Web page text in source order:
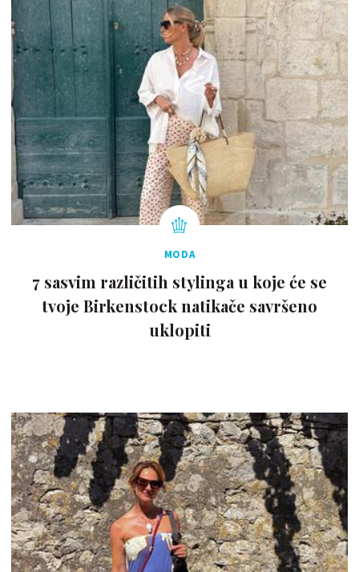
MODA
7 sasvim različitih stylinga u koje će se
tvoje Birkenstock natikače savršeno
uklopiti